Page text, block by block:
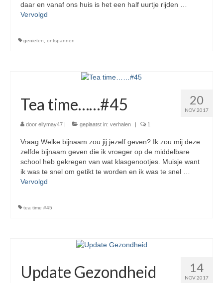
daar en vanaf ons huis is het een half uurtje rijden …
Vervolgd
genieten ontspannen
20
NOV 2017
Tea time……#45
door ellymay47 geplaatst in: verhalen 1
Vraag:Welke bijnaam zou jij jezelf geven? Ik zou mij deze
zelfde bijnaam geven die ik vroeger op de middelbare
school heb gekregen van wat klasgenootjes. Muisje want
ik was te snel om getikt te worden en ik was te snel …
Vervolgd
tea time #45
14
NOV 2017
Update Gezondheid